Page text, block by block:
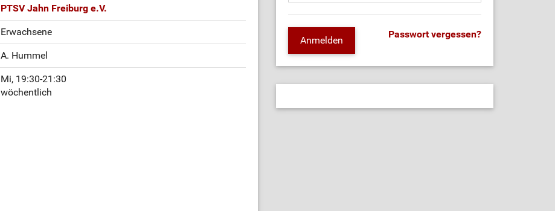
PTSV Jahn Freiburg e.V.
Erwachsene
A. Hummel
Mi, 19:30-21:30
wöchentlich
Passwort vergessen?